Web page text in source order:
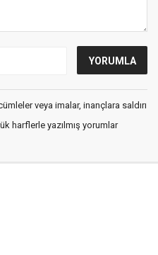
veya imalar, inançlara saldırı
harflerle yazılmış yorumlar